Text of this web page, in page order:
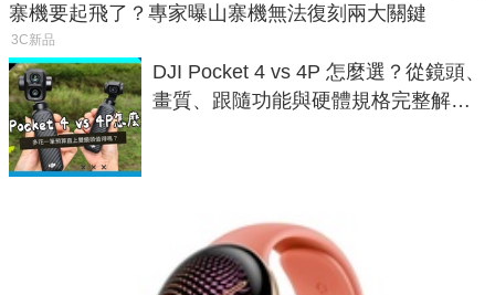
寨機要起飛了？專家曝山寨機無法復刻兩大關鍵
3C新品
DJI Pocket 4 vs 4P 怎麼選？從鏡頭、
畫質、跟隨功能與硬體規格完整解